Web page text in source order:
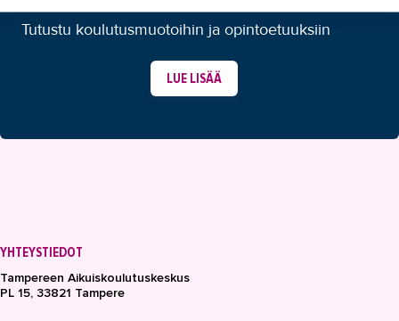
Hoiva-avustaja: Hoitotyötä
sydämellisesti
Hoiva-avustaja: Lämpöä, läheisyyttä
ja luottamusta
Asumisneuvojan pilottikoulutuksella
Attendolla sitoudutaan, välitetään ja
Tutustu koulutusmuotoihin ja opintoetuuksiin
LUE LISÄÄ
YHTEYSTIEDOT
Tampereen Aikuiskoulutuskeskus
PL 15, 33821 Tampere